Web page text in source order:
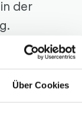
Über Cookies
der